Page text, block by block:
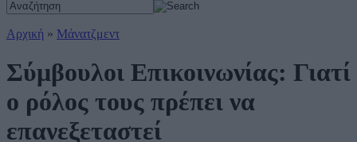
Αρχική » Μάνατζμεντ
Σύμβουλοι Επικοινωνίας: Γιατί
ο ρόλος τους πρέπει να
επανεξεταστεί